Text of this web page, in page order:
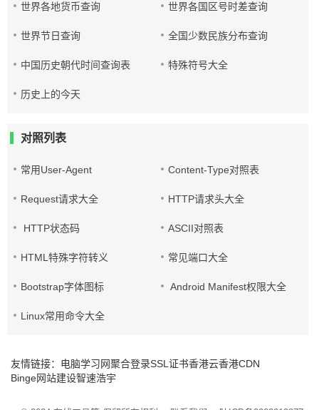
世界各地货币查询 世界各国区号时差查询
世界节日查询 全国少数民族分布查询
中国历史朝代时间查询表 特殊符号大全
历史上的今天
对照列表
常用User-Agent Content-Type对照表
Request请求大全 HTTP请求头大全
HTTP状态码 ASCII对照表
HTML特殊字符转义 常见端口大全
Bootstrap字体图标 Android Manifest权限大全
Linux常用命令大全
友情链接： 电脑学习网聚合登录SSL证书香港云香港CDN
Binge网站建设智速浩宇